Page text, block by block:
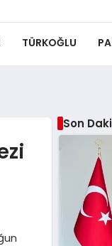
TÜRKOĞLU
Son